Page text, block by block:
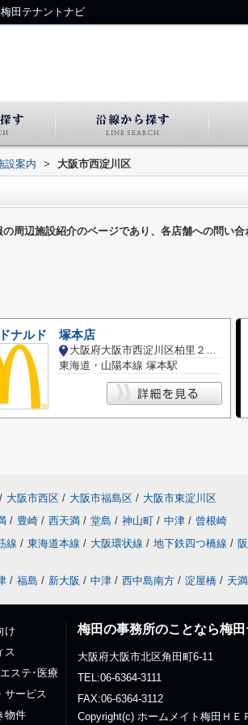
田テナントナビ
設案内 > 大阪市西淀川区
周辺施設紹介のページであり、各店舗への問い合
ナルド 塚本店
大阪府大阪市西淀川区柏里２丁目
東海道・山陽本線 塚本駅
/ 大阪市西区 / 大阪市福島区 / 大阪市東淀川区
/ 豊崎 / 西天満 / 堂島 / 神山町 / 中津 / 曾根崎
線 / 東海道本線 / 大阪環状線 / 地下鉄四つ橋線 /
/ 福島 / 新大阪 / 中津 / 西中島南方 / 淀屋橋 / 天
け
ス
ステ･医療
サービス
物件
梅田の事務所のことなら梅
大阪府大阪市北区角田町6-11
TEL:06-6364-3111
FAX:06-6364-3112
Copyright(c) ホームメイト梅田Ｈ